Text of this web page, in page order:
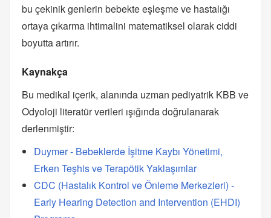
bu çekinik genlerin bebekte eşleşme ve hastalığı
ortaya çıkarma ihtimalini matematiksel olarak ciddi
boyutta artırır.
Kaynakça
Bu medikal içerik, alanında uzman pediyatrik KBB ve
Odyoloji literatür verileri ışığında doğrulanarak
derlenmiştir:
Duymer - Bebeklerde İşitme Kaybı Yönetimi,
Erken Teşhis ve Terapötik Yaklaşımlar
CDC (Hastalık Kontrol ve Önleme Merkezleri) -
Early Hearing Detection and Intervention (EHDI)